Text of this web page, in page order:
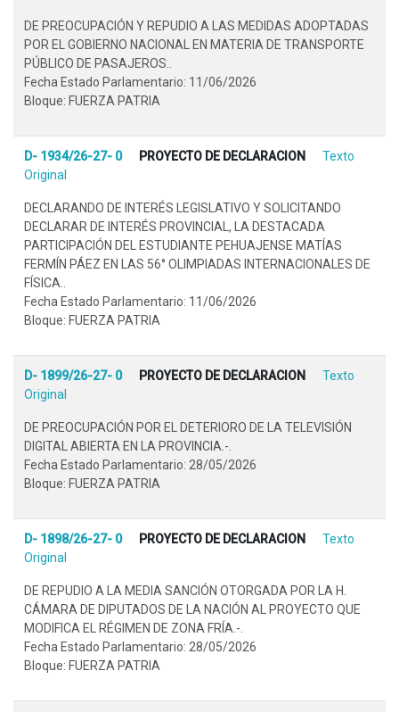
DE PREOCUPACIÓN Y REPUDIO A LAS MEDIDAS ADOPTADAS
POR EL GOBIERNO NACIONAL EN MATERIA DE TRANSPORTE
PÚBLICO DE PASAJEROS..
Fecha Estado Parlamentario: 11/06/2026
Bloque: FUERZA PATRIA
D- 1934/26-27- 0 PROYECTO DE DECLARACION
Texto
Original
DECLARANDO DE INTERÉS LEGISLATIVO Y SOLICITANDO
DECLARAR DE INTERÉS PROVINCIAL, LA DESTACADA
PARTICIPACIÓN DEL ESTUDIANTE PEHUAJENSE MATÍAS
FERMÍN PÁEZ EN LAS 56° OLIMPIADAS INTERNACIONALES DE
FÍSICA..
Fecha Estado Parlamentario: 11/06/2026
Bloque: FUERZA PATRIA
D- 1899/26-27- 0 PROYECTO DE DECLARACION
Texto
Original
DE PREOCUPACIÓN POR EL DETERIORO DE LA TELEVISIÓN
DIGITAL ABIERTA EN LA PROVINCIA.-.
Fecha Estado Parlamentario: 28/05/2026
Bloque: FUERZA PATRIA
D- 1898/26-27- 0 PROYECTO DE DECLARACION
Texto
Original
DE REPUDIO A LA MEDIA SANCIÓN OTORGADA POR LA H.
CÁMARA DE DIPUTADOS DE LA NACIÓN AL PROYECTO QUE
MODIFICA EL RÉGIMEN DE ZONA FRÍA.-.
Fecha Estado Parlamentario: 28/05/2026
Bloque: FUERZA PATRIA